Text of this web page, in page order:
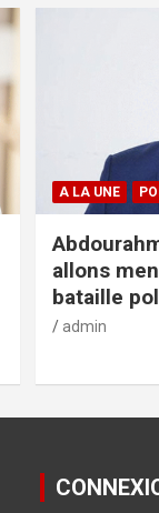
A LA UNE
allons
bataille
admin